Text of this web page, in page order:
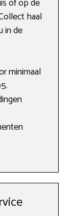
haal
in de
minimaal